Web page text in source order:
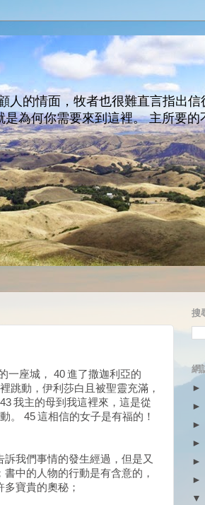
的情面，牧者也很難直言指出
為何你需要來到這裡。 主所要
一座城， 40 進了撒迦利亞的
跳動，伊利莎白且被聖靈充滿，
我主的母到我這裡來，這是從
。 45 這相信的女子是有福的！
我們事情的發生經過，但是又
中的人物的行動是有含意的，
寶貴的奧秘；
搜
網
►
►
►
►
►
►
▼